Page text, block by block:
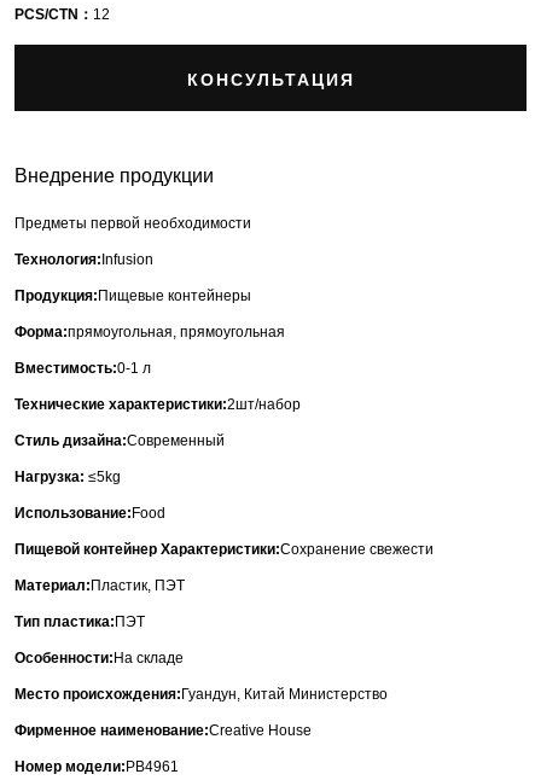
PCS/CTN： 12
КОНСУЛЬТАЦИЯ
Внедрение продукции
Предметы первой необходимости
Технология:Infusion
Продукция:Пищевые контейнеры
Форма:прямоугольная, прямоугольная
Вместимость:0-1 л
Технические характеристики:2шт/набор
Стиль дизайна:Современный
Нагрузка: ≤5kg
Использование:Food
Пищевой контейнер Характеристики:Сохранение свежести
Материал:Пластик, ПЭТ
Тип пластика:ПЭТ
Особенности:На складе
Место происхождения:Гуандун, Китай Министерство
Фирменное наименование:Creative House
Номер модели:PB4961